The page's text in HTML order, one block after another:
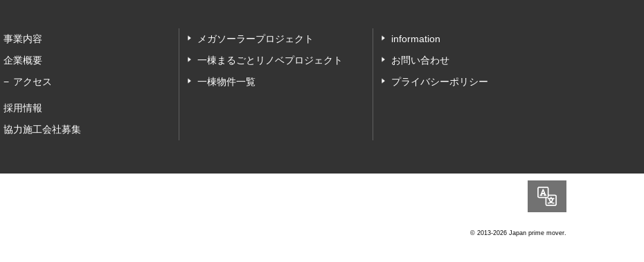
事業内容
企業概要
アクセス
採用情報
協力施工会社募集
メガソーラープロジェクト
一棟まるごとリノベプロジェクト
一棟物件一覧
information
お問い合わせ
プライバシーポリシー
© 2013-2026 Japan prime mover.